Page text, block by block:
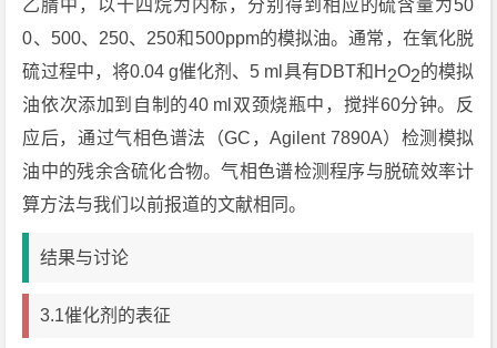
乙腈中，以十四烷为内标，分别得到相应的硫含量为50
0、500、250、250和500ppm的模拟油。通常，在氧化脱
硫过程中，将0.04 g催化剂、5 ml具有DBT和H 2O2的模拟
油依次添加到自制的40 ml双颈烧瓶中，搅拌60分钟。反
应后，通过气相色谱法（GC，Agilent 7890A）检测模拟
油中的残余含硫化合物。气相色谱检测程序与脱硫效率计
算方法与我们以前报道的文献相同。
结果与讨论
3.1催化剂的表征